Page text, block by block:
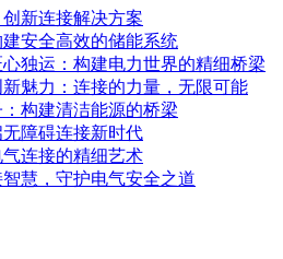
新连接解决方案
安全高效的储能系统
独运：构建电力世界的精细桥梁
魅力：连接的力量，无限可能
构建清洁能源的桥梁
障碍连接新时代
连接的精细艺术
慧，守护电气安全之道